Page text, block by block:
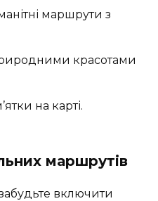
маршрути з
красотами
на карті.
маршрутів
включити